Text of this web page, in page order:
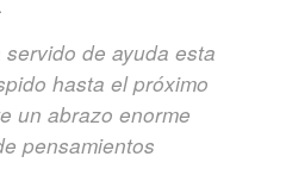
de ayuda esta
hasta el próximo
un abrazo enorme
pensamientos